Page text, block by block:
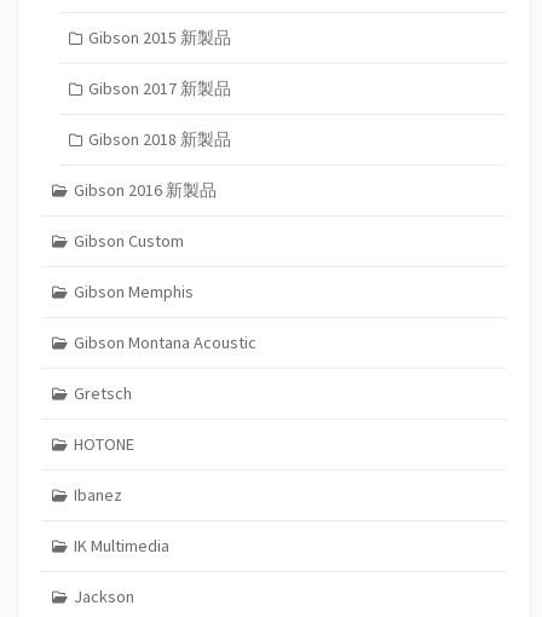
Gibson 2015 新製品
Gibson 2017 新製品
Gibson 2018 新製品
Gibson 2016 新製品
Gibson Custom
Gibson Memphis
Gibson Montana Acoustic
Gretsch
HOTONE
Ibanez
IK Multimedia
Jackson